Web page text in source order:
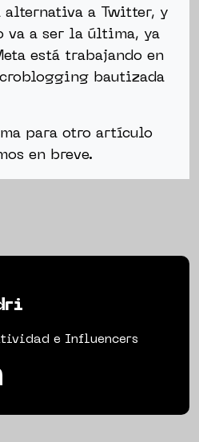
alternativa a Twitter, y
va a ser la última, ya
está trabajando en
bautizada
para otro artículo
en breve.
e Influencers